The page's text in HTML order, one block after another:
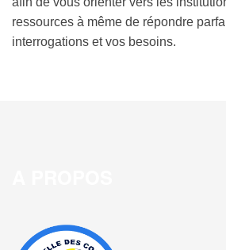
ressources à même de répondre
interrogations et vos besoins.